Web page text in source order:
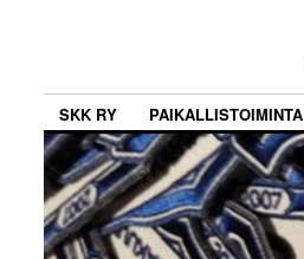
SKK RY PAIKALLISTOIMINTA